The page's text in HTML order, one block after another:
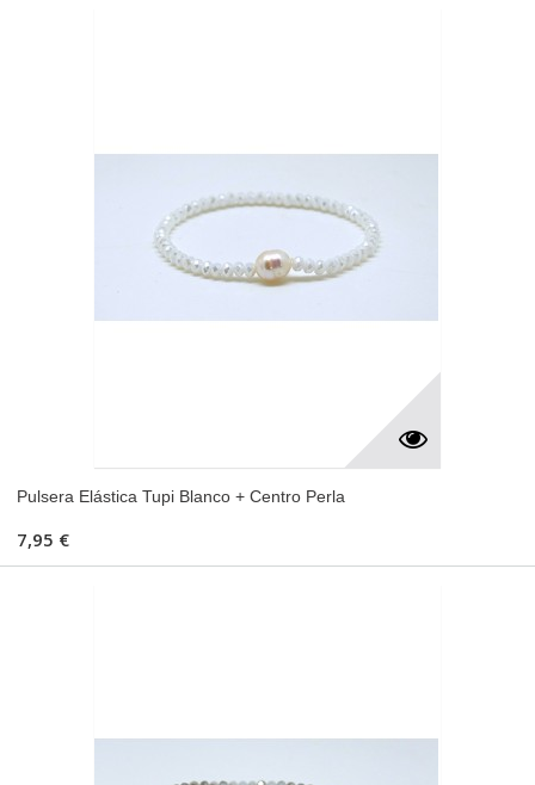
Pulsera Elástica Tupi Blanco + Centro Perla
7,95 €